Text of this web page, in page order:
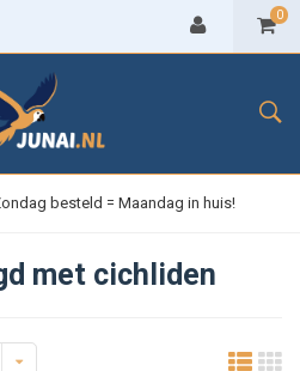
0
besteld = Maandag in huis!
met cichliden